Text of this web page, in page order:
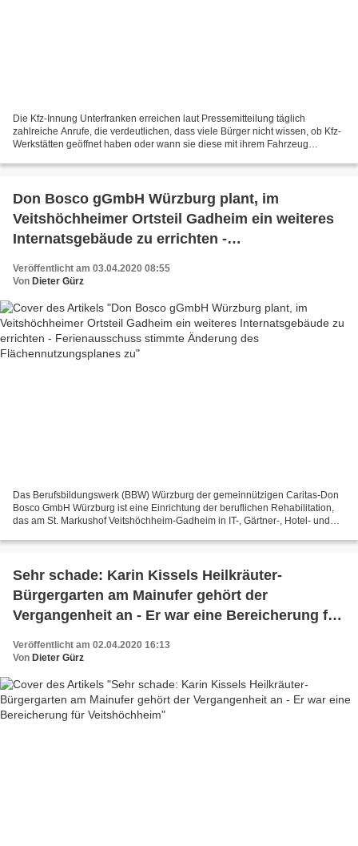
Die Kfz-Innung Unterfranken erreichen laut Pressemitteilung täglich
zahlreiche Anrufe, die verdeutlichen, dass viele Bürger nicht wissen, ob Kfz-
Werkstätten geöffnet haben oder wann sie diese mit ihrem Fahrzeug
Don Bosco gGmbH Würzburg plant, im
Veitshöchheimer Ortsteil Gadheim ein weiteres
Internatsgebäude zu errichten -
Flächennutzungsplanes zu
Veröffentlicht am 03.04.2020 08:55
Von Dieter Gürz
Das Berufsbildungswerk (BBW) Würzburg der gemeinnützigen Caritas-Don
Bosco GmbH Würzburg ist eine Einrichtung der beruflichen Rehabilitation,
das am St. Markushof Veitshöchheim-Gadheim in IT-, Gärtner-, Hotel- und
Sehr schade: Karin Kissels Heilkräuter-
Bürgergarten am Mainufer gehört der
Vergangenheit an - Er war eine Bereicherung für
Veröffentlicht am 02.04.2020 16:13
Von Dieter Gürz